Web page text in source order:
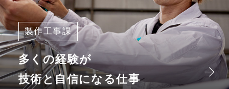
製作工事課
多くの経験が
技術と自信になる仕事